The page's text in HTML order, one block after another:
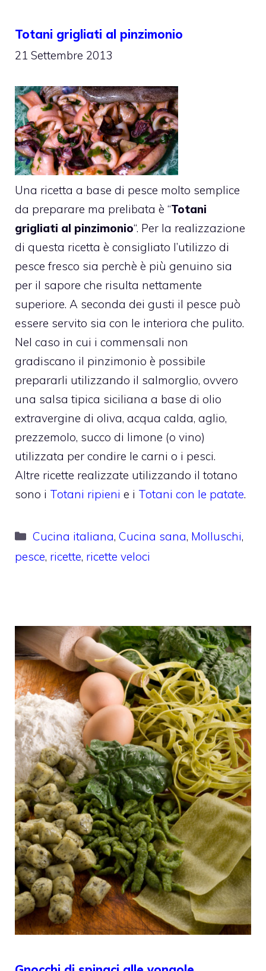
Totani grigliati al pinzimonio
21 Settembre 2013
Una ricetta a base di pesce molto semplice
da preparare ma prelibata è “Totani
grigliati al pinzimonio“. Per la realizzazione
di questa ricetta è consigliato l’utilizzo di
pesce fresco sia perchè è più genuino sia
per il sapore che risulta nettamente
superiore. A seconda dei gusti il pesce può
essere servito sia con le interiora che pulito.
Nel caso in cui i commensali non
gradiscano il pinzimonio è possibile
prepararli utilizzando il salmorglio, ovvero
una salsa tipica siciliana a base di olio
extravergine di oliva, acqua calda, aglio,
prezzemolo, succo di limone (o vino)
utilizzata per condire le carni o i pesci.
Altre ricette realizzate utilizzando il totano
sono i Totani ripieni e i Totani con le patate.
Categorie
Cucina italiana,Cucina sana, Molluschi,
pesce, ricette, ricette veloci